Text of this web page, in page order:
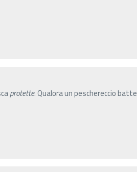
protette. Qualora un peschereccio